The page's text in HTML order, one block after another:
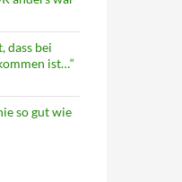
dass bei
ist…“
so gut wie